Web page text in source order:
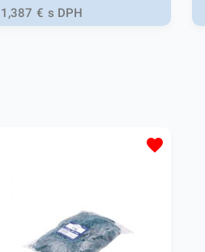
univerzálnych činnostiach vo vašej
domácnosti. Gumičky sú vhodné
praktickou použiteľnosťou. Vďaka
vyžaduje väčšiu pevnosť a
odolnosť. Balenie obsahuje 50g
1,387 € s DPH